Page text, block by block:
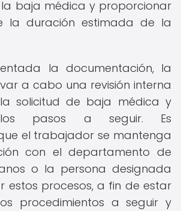
baja médica y proporcionar
la duración estimada de la
la documentación, la
a cabo una revisión interna
solicitud de baja médica y
los pasos a seguir. Es
el trabajador se mantenga
con el departamento de
o la persona designada
estos procesos, a fin de estar
procedimientos a seguir y